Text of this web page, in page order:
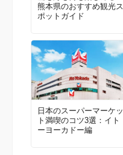
熊本県のおすすめ観光ス
ポットガイド
日本のスーパーマーケッ
ト満喫のコツ3選：イト
ーヨーカドー編